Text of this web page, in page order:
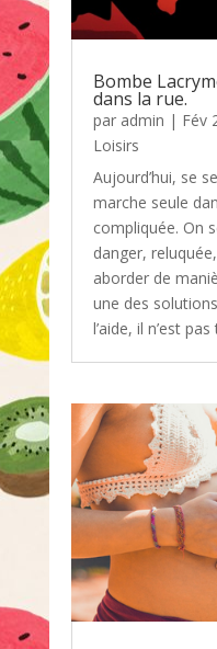
Bombe
dans la rue.
par admin | Fév
Loisirs
Aujourd’hui, se
marche seule
compliquée. On
danger,
aborder de
une des
l’aide, il n’est